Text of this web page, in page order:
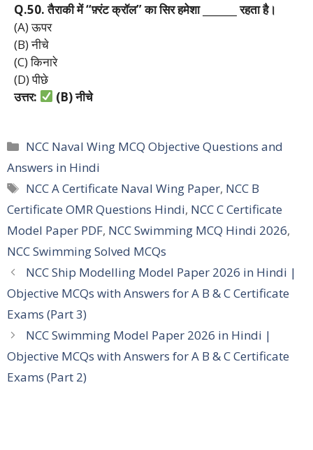
Q.50.तैराकीमें “फ़्रंटक्रॉल”कासिरहमेशा _______रहताहै।
(A) ऊपर
(B) नीचे
(C) किनारे
(D) पीछे
उत्तर:
(B)नीचे
Categories
NCC Naval Wing MCQ Objective Questions and
Answers in Hindi
Tags
NCC A Certificate Naval Wing Paper, NCC B
Certificate OMR Questions Hindi, NCC C Certificate
Model Paper PDF, NCC Swimming MCQ Hindi 2026,
NCC Swimming Solved MCQs
NCC Ship Modelling Model Paper 2026 in Hindi |
Objective MCQs with Answers for A B & C Certificate
Exams (Part 3)
NCC Swimming Model Paper 2026 in Hindi |
Objective MCQs with Answers for A B & C Certificate
Exams (Part 2)